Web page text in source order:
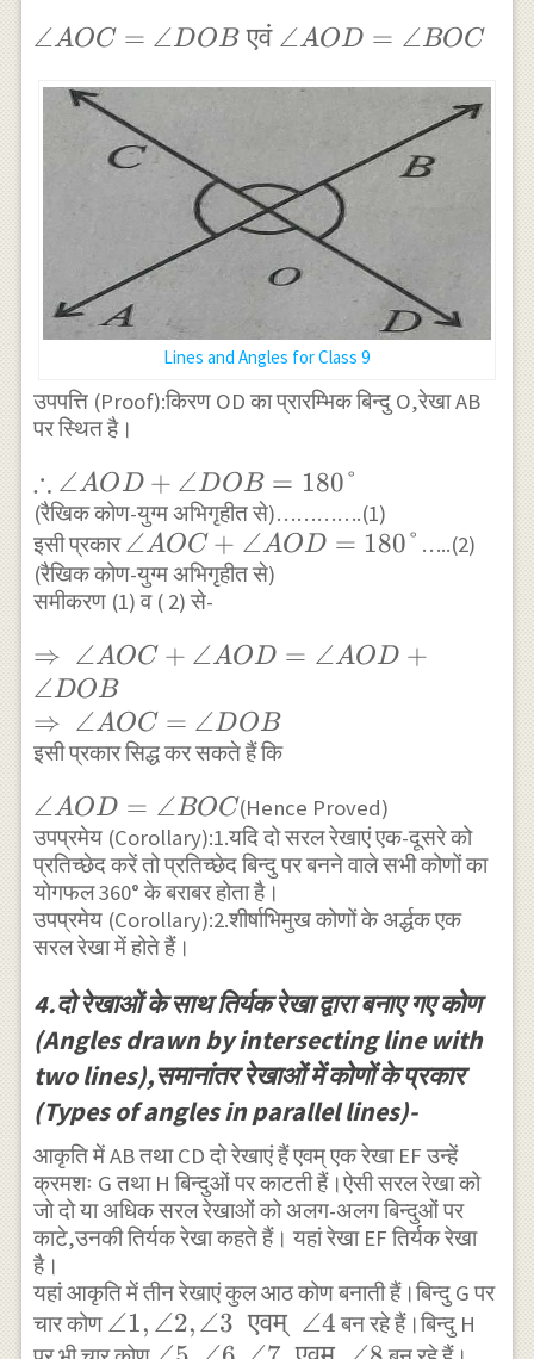
\angle
AOD=
\angle
∠AOC = ∠DOB एवं ∠AOD = ∠BOC
Lines and Angles for Class 9
उपपत्ति (Proof):किरण OD का प्रारम्भिक बिन्दु O,रेखा AB
पर स्थित है।
\therefore
\angle
AOD +
\angle
DOB=180°
∴ ∠AOD + ∠DOB = 180°
(रैखिक कोण-युग्म अभिगृहीत से)………….(1)
इसी प्रकार\angle
AOC +
\angle
AOD=180°
∠AOC + ∠AOD = 180° …..(2)
(रैखिक कोण-युग्म अभिगृहीत से)
समीकरण (1) व ( 2) से-
\Rightarrow
\angle AOC
+ \angle
AOD=\angle
\angle DOB
\\
\Rightarrow
\angle
AOC=\angle
⇒ ∠AOC + ∠AOD = ∠AOD +
∠DOB
⇒ ∠AOC = ∠DOB
इसी प्रकार सिद्ध कर सकते हैं कि
\angle
AOD=\angle
BOC
∠AOD = ∠BOC(Hence Proved)
उपप्रमेय (Corollary):1.यदि दो सरल रेखाएं एक-दूसरे को
प्रतिच्छेद करें तो प्रतिच्छेद बिन्दु पर बनने वाले सभी कोणों का
योगफल 360° के बराबर होता है।
उपप्रमेय (Corollary):2.शीर्षाभिमुख कोणों के अर्द्धक एक
सरल रेखा में होते हैं।
4.दो रेखाओं के साथ तिर्यक रेखा द्वारा बनाए गए कोण
(Angles drawn by intersecting line with
two lines),समानांतर रेखाओं में कोणों के प्रकार
(Types of angles in parallel lines)-
आकृति में AB तथा CD दो रेखाएं हैं एवम् एक रेखा EF उन्हें
क्रमशः G तथा H बिन्दुओं पर काटती हैं।ऐसी सरल रेखा को
जो दो या अधिक सरल रेखाओं को अलग-अलग बिन्दुओं पर
काटे,उनकी तिर्यक रेखा कहते हैं। यहां रेखा EF तिर्यक रेखा
है।
यहां आकृति में तीन रेखाएं कुल आठ कोण बनाती हैं।बिन्दु G पर
चार कोण \angle
∠1, ∠2,∠3 एवम् ∠4 बन रहे हैं।बिन्दु H